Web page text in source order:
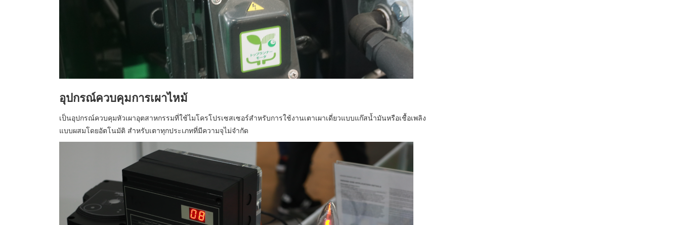
อุปกรณ์ควบคุมการเผาไหม้
เป็นอุปกรณ์ควบคุมหัวเผาอุตสาหกรรมที่ใช้ไมโครโปรเซสเซอร์สำหรับการใช้งานเตาเผาเดี่ยวแบบแก๊สน้ำมันหรือเชื้อเพลิง
แบบผสมโดยอัตโนมัติ สำหรับเตาทุกประเภทที่มีความจุไม่จำกัด